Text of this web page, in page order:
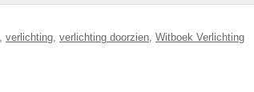
verlichting verlichting doorzien Witboek Verlichting